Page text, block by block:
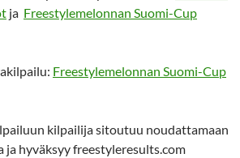
ja Freestylemelonnan Suomi-Cup
Freestylemelonnan Suomi-Cup
kilpailija sitoutuu noudattamaan
hyväksyy freestyleresults.com